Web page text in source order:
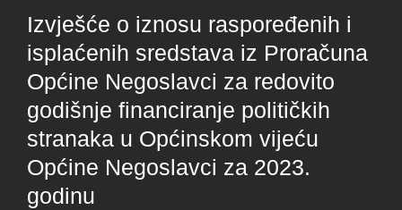
Izvješće o iznosu raspoređenih i
isplaćenih sredstava iz Proračuna
Općine Negoslavci za redovito
godišnje financiranje političkih
stranaka u Općinskom vijeću
Općine Negoslavci za 2023.
godinu